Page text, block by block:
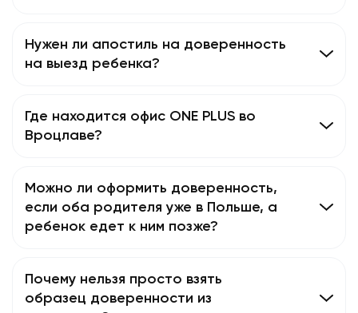
Нужен ли апостиль на доверенность
на выезд ребенка?
Где находится офис ONE PLUS во
Вроцлаве?
Можно ли оформить доверенность,
если оба родителя уже в Польше, а
ребенок едет к ним позже?
Почему нельзя просто взять
образец доверенности из